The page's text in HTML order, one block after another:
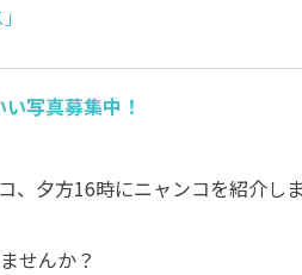
写真募集中！
、夕方16時にニャンコを紹介し
せんか？